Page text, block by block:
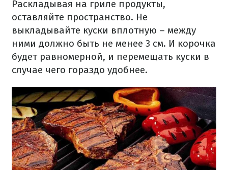
Раскладывая на гриле продукты,
оставляйте пространство. Не
выкладывайте куски вплотную – между
ними должно быть не менее 3 см. И корочка
будет равномерной, и перемещать куски в
случае чего гораздо удобнее.